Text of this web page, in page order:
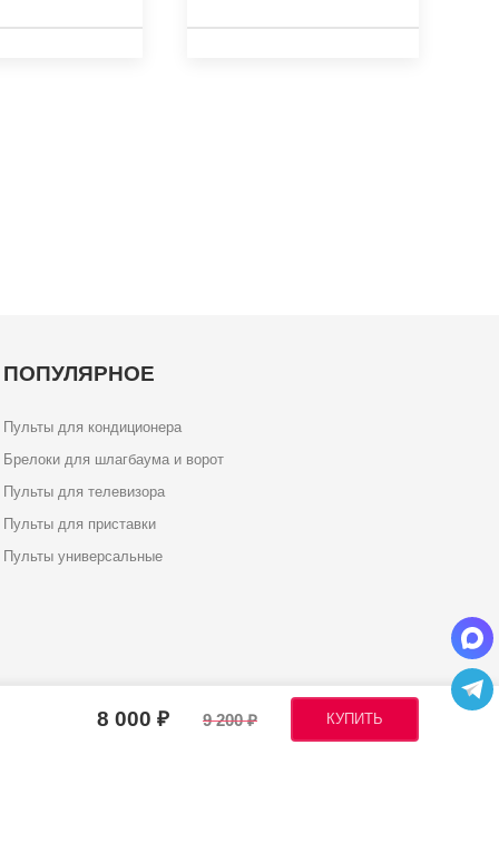
8 000 9 200 КУПИТЬ
ПОПУЛЯРНОЕ
Пульты для кондиционера
Брелоки для шлагбаума и ворот
Пульты для телевизора
Пульты для приставки
Пульты универсальные